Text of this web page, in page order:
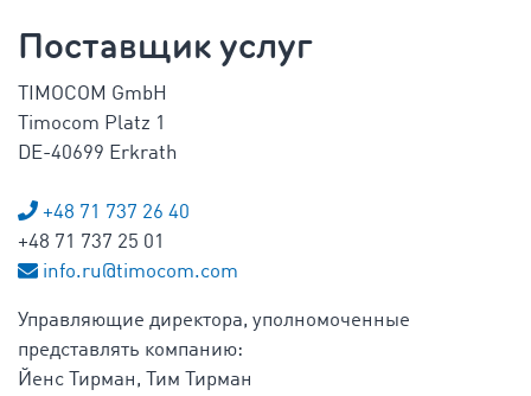
Поставщик услуг
TIMOCOM GmbH
Timocom Platz 1
DE-40699 Erkrath
+48 71 737 26 40
+48 71 737 25 01
info.ru@timocom.com
Управляющие директора, уполномоченные
представлять компанию:
Йенс Тирман, Тим Тирман